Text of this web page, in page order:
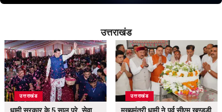
उत्तराखंड
उत्तराखंड
धामी सरकार के 5 साल पूरे, सेवा
उत्तराखंड
मुख्यमंत्री धामी ने पूर्व सीएम खण्डूड़ी